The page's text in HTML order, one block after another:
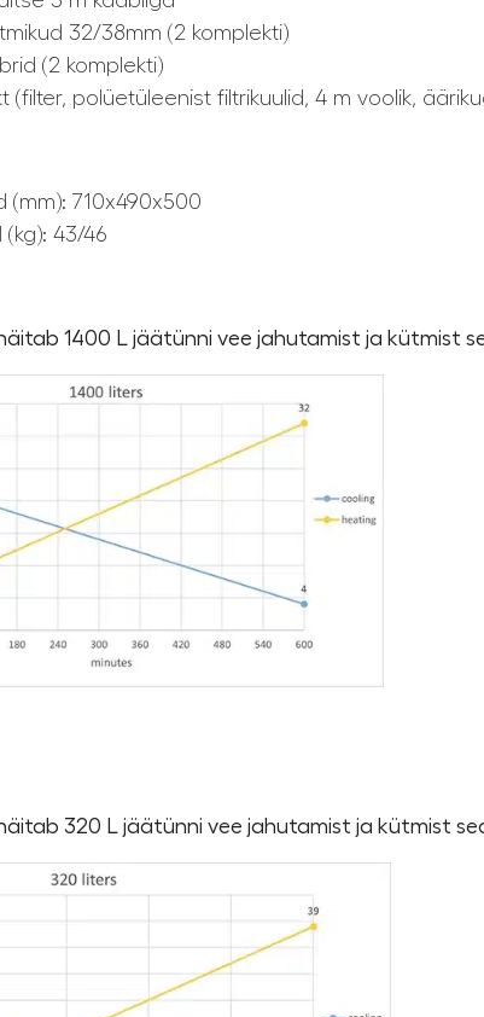
32/38mm (2 komplekti)
(2 komplekti)
(filter, polüetüleenist filtrikuulid, 4 m voolik,
(mm): 710x490x500
43/46
1400 L jäätünni vee jahutamist ja kütmist
320 L jäätünni vee jahutamist ja kütmist